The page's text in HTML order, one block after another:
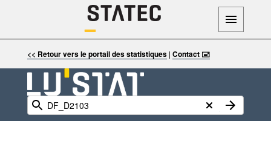
<< Retour vers le portail des statistiques| Contact 🖃